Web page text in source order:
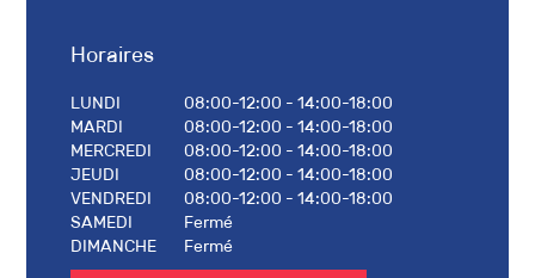
Horaires
LUNDI
08:00-12:00 - 14:00-18:00
MARDI
08:00-12:00 - 14:00-18:00
MERCREDI
08:00-12:00 - 14:00-18:00
JEUDI
08:00-12:00 - 14:00-18:00
VENDREDI
08:00-12:00 - 14:00-18:00
SAMEDI
Fermé
DIMANCHE
Fermé